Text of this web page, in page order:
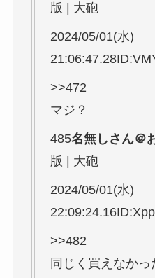
版 | 大砲
2024/05/01(水)
>>472
マジ？
485名無しさん＠
版 | 大砲
2024/05/01(水)
>>482
同じく買えなかっ